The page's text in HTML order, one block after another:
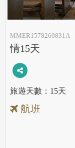
MMER1578260831A
情15天
15天
航班